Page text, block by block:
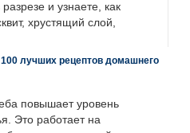
и узнаете, как
хрустящий слой,
лучших рецептов домашнего
повышает уровень
Это работает на